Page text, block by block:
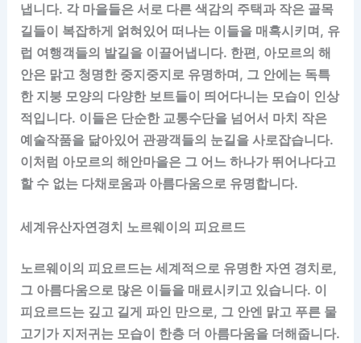
냅니다. 각 마을들은 서로 다른 색감의 주택과 작은 골목
길들이 복잡하게 얽혀있어 떠나는 이들을 매혹시키며, 유
럽 여행객들의 발길을 이끌어냅니다. 한편, 아모르의 해
안은 맑고 청명한 중지중지로 유명하며, 그 안에는 독특
한 지붕 모양의 다양한 보트들이 띄어다니는 모습이 인상
적입니다. 이들은 단순한 교통수단을 넘어서 마치 작은
예술작품을 닮아있어 관광객들의 눈길을 사로잡습니다.
이처럼 아모르의 해안마을은 그 어느 하나가 뛰어나다고
할 수 없는 다채로움과 아름다움으로 유명합니다.
세계유산자연경치 노르웨이의 피요르드
노르웨이의 피요르드는 세계적으로 유명한 자연 경치로,
그 아름다움으로 많은 이들을 매료시키고 있습니다. 이
피요르드는 깊고 길게 파인 만으로, 그 안엔 맑고 푸른 물
고기가 지저귀는 모습이 한층 더 아름다움을 더해줍니다.